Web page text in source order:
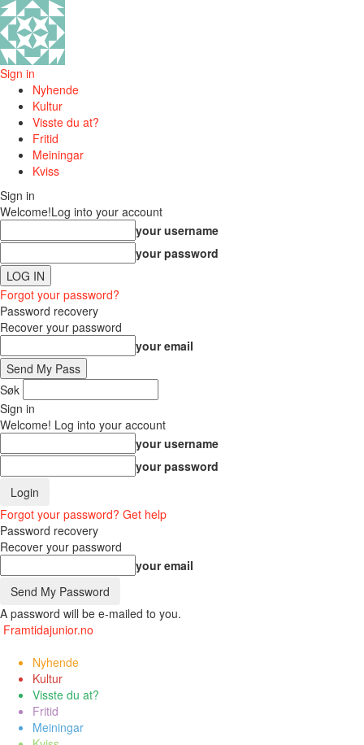
Sign in
Nyhende
Kultur
Visste du at?
Fritid
Meiningar
Kviss
Sign in
Welcome!Log into your account
your username
your password
Forgot your password?
Password recovery
Recover your password
your email
Søk
Sign in
Welcome! Log into your account
your username
your password
Forgot your password? Get help
Password recovery
Recover your password
your email
A password will be e-mailed to you.
Framtidajunior.no
Nyhende
Kultur
Visste du at?
Fritid
Meiningar